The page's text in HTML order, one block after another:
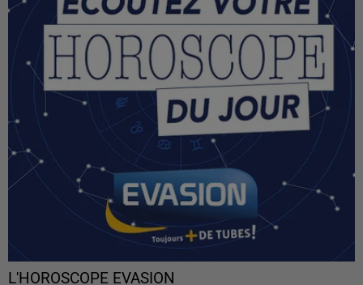
L'HOROSCOPE EVASION